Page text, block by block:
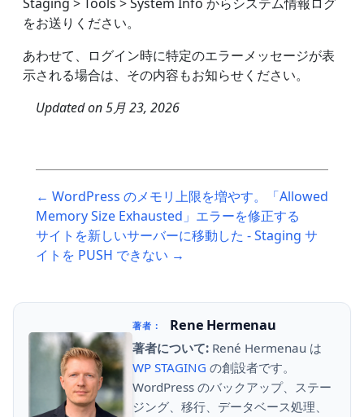
をお送りください。
あわせて、ログイン時に特定のエラーメッセージが表
示される場合は、その内容もお知らせください。
Updated on5月 23, 2026
navigation
← WordPress のメモリ上限を増やす。「Allowed
Memory Size Exhausted」エラーを修正する
サイトを新しいサーバーに移動した - Staging サ
イトを PUSH できない →
著者： Rene Hermenau
著者について: René Hermenau は
WP STAGING の創設者です。
WordPress のバックアップ、ステー
ジング、移行、データベース処理、